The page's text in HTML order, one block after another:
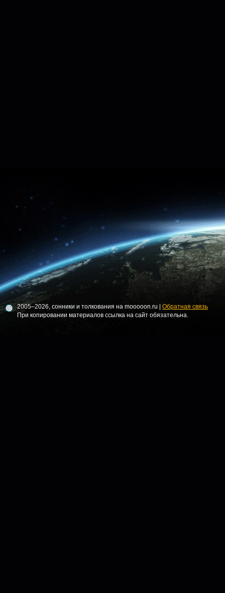
2005–2026, сонники и толкования на mooooon.ru | Обратная связь
При копировании материалов ссылка на сайт обязательна.